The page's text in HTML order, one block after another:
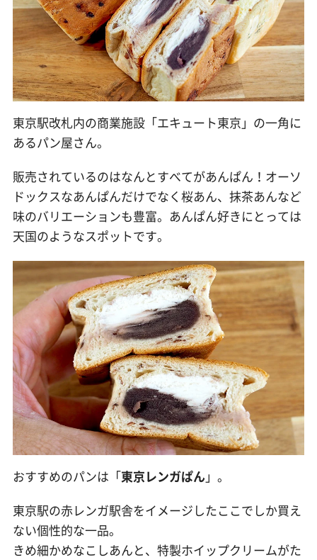
東京駅改札内の商業施設「エキュート東京」の一角に
あるパン屋さん。
販売されているのはなんとすべてがあんぱん！オーソ
ドックスなあんぱんだけでなく桜あん、抹茶あんなど
味のバリエーションも豊富。あんぱん好きにとっては
天国のようなスポットです。
おすすめのパンは「東京レンガぱん 」。
東京駅の赤レンガ駅舎をイメージしたここでしか買え
ない個性的な一品。
きめ細かめなこしあんと、特製ホイップクリームがた